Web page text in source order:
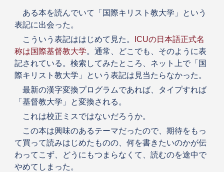
ある本を読んでいて「国際キリスト教大学」という
表記に出会った。
こういう表記ははじめて見た。
ICUの日本語正式名
称は国際基督教大学。通常、どこでも、そのように表
記されている。検索してみたところ、ネット上で「国
際キリスト教大学」という表記は見当たらなかった。
最新の漢字変換プログラムであれば、タイプすれば
「基督教大学」と変換される。
これは校正ミスではないだろうか。
この本は興味のあるテーマだったので、期待をもっ
て買って読みはじめたものの、何を書きたいのかが伝
わってこず、どうにもつまらなくて、読むのを途中で
やめてしまった。